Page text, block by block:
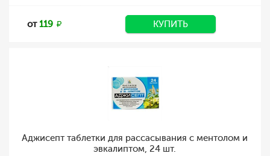
от119 КУПИТЬ
Аджисепт таблетки для рассасывания с ментолом и
эвкалиптом, 24 шт.